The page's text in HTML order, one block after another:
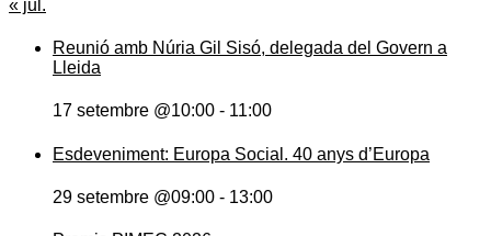
« jul.
Reunió amb Núria Gil Sisó, delegada del Govern a
Lleida
17 setembre @10:00 - 11:00
Esdeveniment: Europa Social. 40 anys d’Europa
29 setembre @09:00 - 13:00